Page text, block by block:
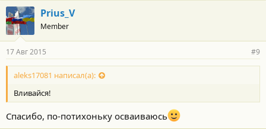
Prius_V
Member
17 Авг 2015 #9
aleks17081 написал(а):
Вливайся!
Спасибо, по-потихоньку осваиваюсь